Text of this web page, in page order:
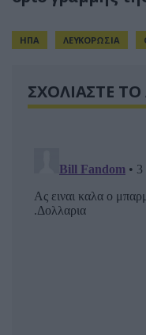
ΗΠΑ ΛΕΥΚΟΡΩΣΙΑ
ΣΧΟΛΙΑΣΤΕ